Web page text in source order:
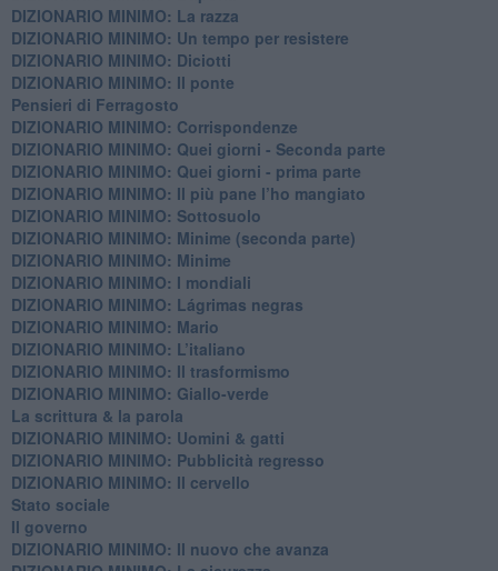
DIZIONARIO MINIMO: La razza
DIZIONARIO MINIMO: Un tempo per resistere
DIZIONARIO MINIMO: Diciotti
DIZIONARIO MINIMO: Il ponte
Pensieri di Ferragosto
DIZIONARIO MINIMO: Corrispondenze
DIZIONARIO MINIMO: Quei giorni - Seconda parte
DIZIONARIO MINIMO: Quei giorni - prima parte
DIZIONARIO MINIMO: Il più pane l’ho mangiato
DIZIONARIO MINIMO: Sottosuolo
DIZIONARIO MINIMO: Minime (seconda parte)
DIZIONARIO MINIMO: Minime
DIZIONARIO MINIMO: ​I mondiali
DIZIONARIO MINIMO: ​Lágrimas negras
DIZIONARIO MINIMO: Mario
DIZIONARIO MINIMO: L’italiano
DIZIONARIO MINIMO: Il trasformismo
DIZIONARIO MINIMO: Giallo-verde
La scrittura & la parola
​DIZIONARIO MINIMO: Uomini & gatti
DIZIONARIO MINIMO: ​Pubblicità regresso
DIZIONARIO MINIMO: Il cervello
Stato sociale
Il governo
DIZIONARIO MINIMO: Il nuovo che avanza